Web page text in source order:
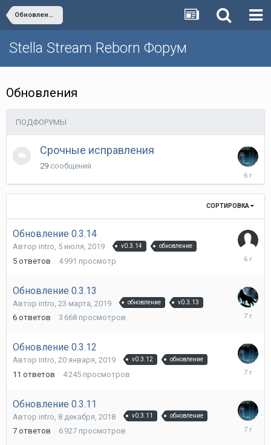
Обновления (текущая версия 0.3.14)
Stella Stream Reborn Форум
Обновления
ПОДФОРУМЫ
Срочные исправления
29 сообщений
2020
СОРТИРОВКА
Обновление 0.3.14
Автор intro, 5 июля, 2019 v0.3.14 обновление
5 ответов 4 991 просмотр
12
Обновление 0.3.13
Автор intro 23 марта, 2019 обновление v0.3.13
6 ответов 3 668 просмотров
28
Обновление 0.3.12
Автор intro, 20 января, 2019 v0.3.12 обновление
11 ответов 4 245 просмотров
24
Обновление 0.3.11
Автор intro 8 декабря, 2018 v0.3.11 обновление
7 ответов 6 927 просмотров
10